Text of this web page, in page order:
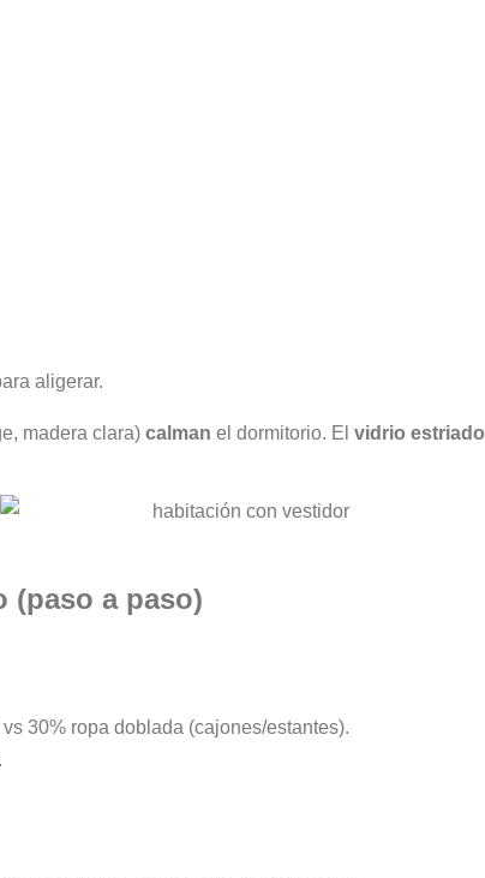
aligerar.
madera clara) calman el dormitorio. El vidrio estriado
(paso a paso)
30% ropa doblada (cajones/estantes).